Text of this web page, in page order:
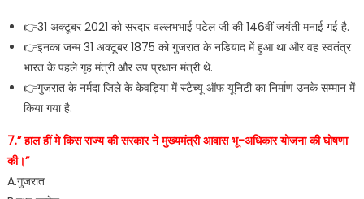
👉31 अक्टूबर 2021 को सरदार वल्लभभाई पटेल जी की 146वीं जयंती मनाई गई है.
👉इनका जन्म 31 अक्टूबर 1875 को गुजरात के नडियाद में हुआ था और वह स्वतंत्र
भारत के पहले गृह मंत्री और उप प्रधान मंत्री थे.
👉गुजरात के नर्मदा जिले के केवड़िया में स्टैच्यू ऑफ यूनिटी का निर्माण उनके सम्मान में
किया गया है.
7.” हाल हीं मे किस राज्य की सरकार ने मुख्यमंत्री आवास भू-अधिकार योजना की घोषणा
की।”
A.गुजरात